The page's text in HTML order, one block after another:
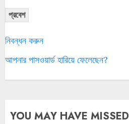
প্রবেশ
নিবন্ধন করুন
আপনার পাসওয়ার্ড হারিয়ে ফেলেছেন?
YOU MAY HAVE MISSED